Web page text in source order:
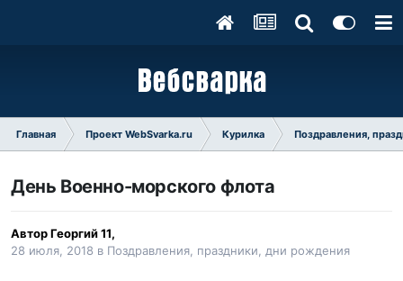
Главная Проект WebSvarka.ru Курилка Поздравления,
День Военно-морского флота
АвторГеоргий 11,
28 июля, 2018 в Поздравления, праздники, дни рождения